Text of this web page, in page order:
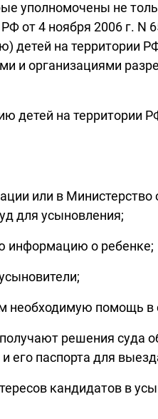
уполномочены не
от 4 ноября 2006 г.
детей на территории
и организациями
детей на территории
или в
для усыновления;
информацию о ребенке;
необходимую помощь
решения суда
его паспорта для
кандидатов в